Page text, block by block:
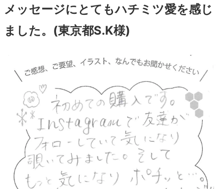
メッセージにとてもハチミツ愛を感じ
ました。(東京都S.K様)